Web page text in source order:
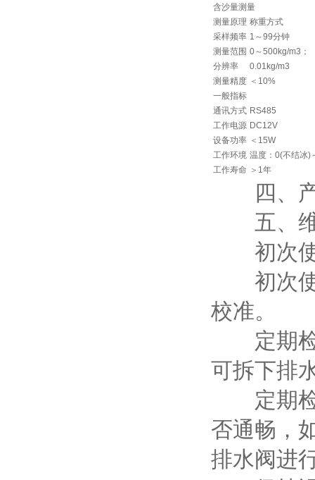
含沙量测量
测量原理 称重方式
采样频率 1～99分钟
测量范围 0～500kg/m3；
分辨率
0.01kg/m3
测量精度 ＜10%
一般指标
通讯方式 RS485
工作电源 DC12V
设备功率 ＜15W
工作环境 温度：0(不结冰)
工作寿命 ＞1年
四、产
五、维
初次使
初次使
校准。
定期检
可拆下排
定期检
否通畅，
排水阀进